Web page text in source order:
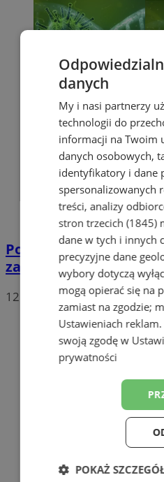
Potwierdzono
zarażenia
12
danych
My i nasi partnerzy
technologii do
informacji na Twoim
danych osobowych,
identyfikatory i dane
spersonalizowanych
treści, analizy
stron trzecich (1845)
dane w tych i innych
precyzyjne dane
wybory dotyczą
mogą opierać się na
zamiast na zgodzie;
Ustawieniach reklam
swoją zgodę w
prywatności
POKAŻ